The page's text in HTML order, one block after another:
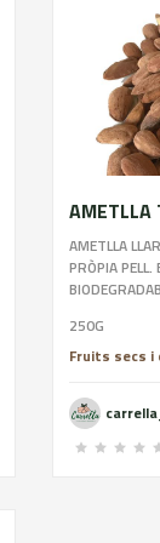
AMETLLA
AMETLLA
PRÒPIA
250G
Fruits secs